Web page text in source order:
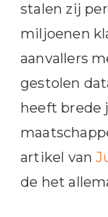
stalen zij
miljoenen
aanvallers
gestolen
heeft brede
artikel van
de het